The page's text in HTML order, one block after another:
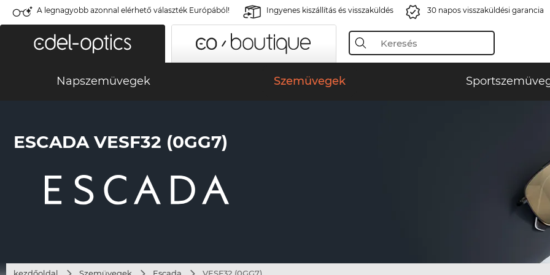
A legnagyobb azonnal elérhető választék Európából! Ingyenes kiszállítás és visszaküldés 30 napos visszaküldési garancia
Napszemüvegek Szemüvegek
ESCADA VESF32 (0GG7)